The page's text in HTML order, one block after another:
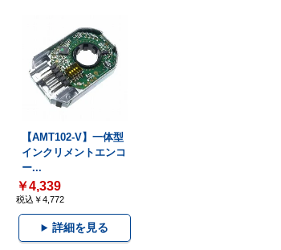
【AMT102-V】一体型
インクリメントエンコ
ー...
￥4,339
税込￥4,772
詳細を見る